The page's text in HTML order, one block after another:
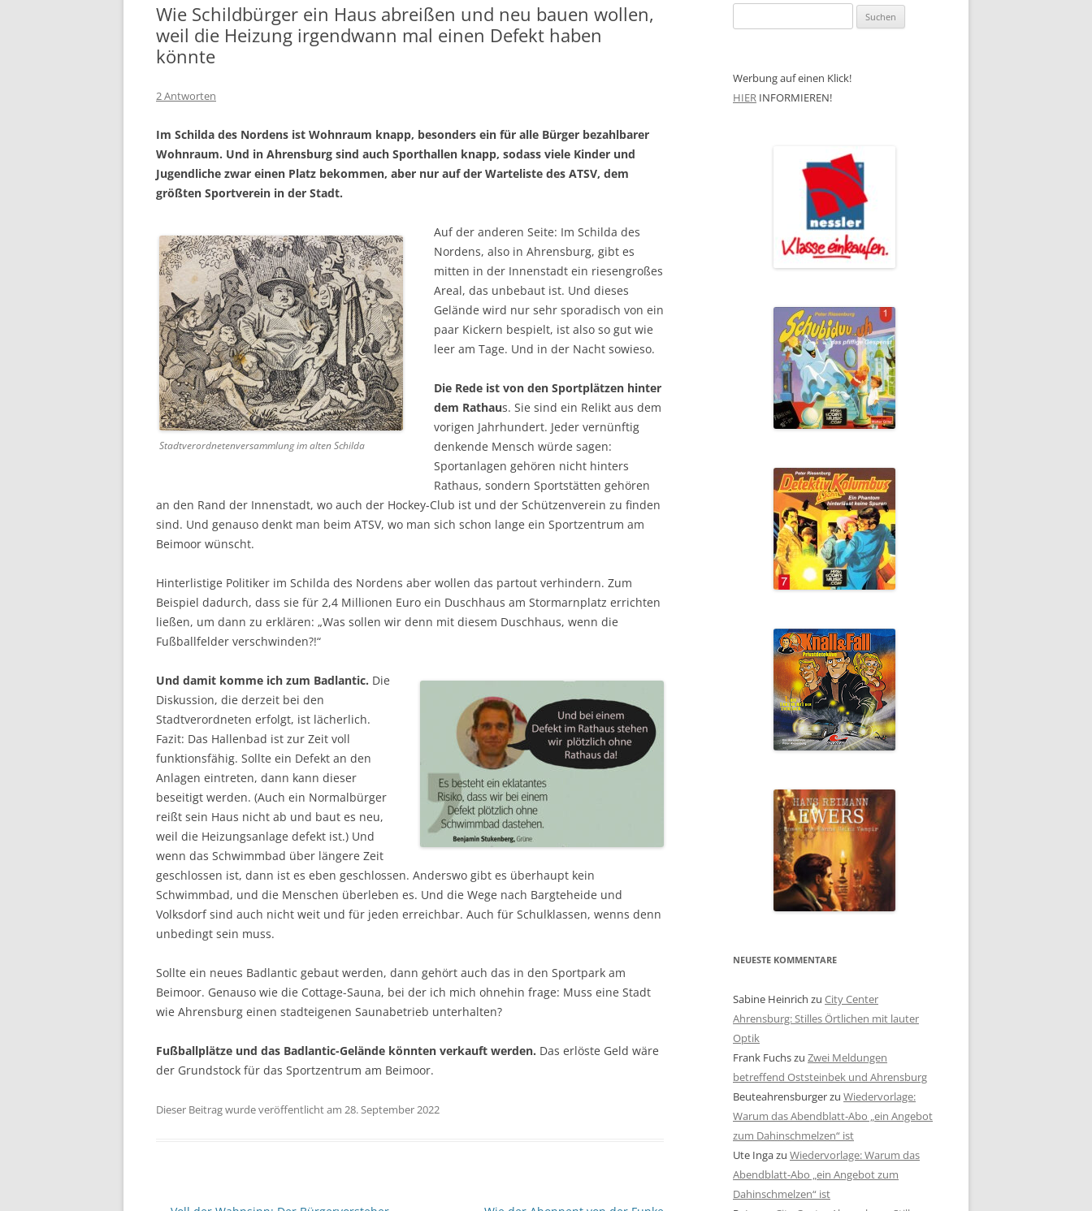
Wie Schildbürger ein Haus abreißen und neu bauen wollen,
weil die Heizung irgendwann mal einen Defekt haben
könnte
2 Antworten
Im Schilda des Nordens ist Wohnraum knapp, besonders ein für alle Bürger bezahlbarer
Wohnraum. Und in Ahrensburg sind auch Sporthallen knapp, sodass viele Kinder und
Jugendliche zwar einen Platz bekommen, aber nur auf der Warteliste des ATSV, dem
größten Sportverein in der Stadt.
Stadtverordnetenversammlung im alten Schilda
Auf der anderen Seite: Im Schilda des
Nordens, also in Ahrensburg, gibt es
mitten in der Innenstadt ein riesengroßes
Areal, das unbebaut ist. Und dieses
Gelände wird nur sehr sporadisch von ein
paar Kickern bespielt, ist also so gut wie
leer am Tage. Und in der Nacht sowieso.
Die Rede ist von den Sportplätzen hinter
dem Rathaus. Sie sind ein Relikt aus dem
vorigen Jahrhundert. Jeder vernünftig
denkende Mensch würde sagen:
Sportanlagen gehören nicht hinters
Rathaus, sondern Sportstätten gehören
an den Rand der Innenstadt, wo auch der Hockey-Club ist und der Schützenverein zu finden
sind. Und genauso denkt man beim ATSV, wo man sich schon lange ein Sportzentrum am
Beimoor wünscht.
Hinterlistige Politiker im Schilda des Nordens aber wollen das partout verhindern. Zum
Beispiel dadurch, dass sie für 2,4 Millionen Euro ein Duschhaus am Stormarnplatz errichten
ließen, um dann zu erklären: „Was sollen wir denn mit diesem Duschhaus, wenn die
Fußballfelder verschwinden?!“
Und damit komme ich zum Badlantic. Die
Diskussion, die derzeit bei den
Stadtverordneten erfolgt, ist lächerlich.
Fazit: Das Hallenbad ist zur Zeit voll
funktionsfähig. Sollte ein Defekt an den
Anlagen eintreten, dann kann dieser
beseitigt werden. (Auch ein Normalbürger
reißt sein Haus nicht ab und baut es neu,
weil die Heizungsanlage defekt ist.) Und
wenn das Schwimmbad über längere Zeit
geschlossen ist, dann ist es eben geschlossen. Anderswo gibt es überhaupt kein
Schwimmbad, und die Menschen überleben es. Und die Wege nach Bargteheide und
Volksdorf sind auch nicht weit und für jeden erreichbar. Auch für Schulklassen, wenns denn
unbedingt sein muss.
Sollte ein neues Badlantic gebaut werden, dann gehört auch das in den Sportpark am
Beimoor. Genauso wie die Cottage-Sauna, bei der ich mich ohnehin frage: Muss eine Stadt
wie Ahrensburg einen stadteigenen Saunabetrieb unterhalten?
Fußballplätze und das Badlantic-Gelände könnten verkauft werden. Das erlöste Geld wäre
der Grundstock für das Sportzentrum am Beimoor.
Dieser Beitrag wurde veröffentlicht am 28. September 2022
nach:
Werbung auf einen Klick!
HIER INFORMIEREN!
NEUESTE KOMMENTARE
Sabine Heinrich zu City Center
Ahrensburg: Stilles Örtlichen mit lauter
Optik
Frank Fuchszu Zwei Meldungen
betreffend Oststeinbek und Ahrensburg
Beuteahrensburgerzu Wiedervorlage:
Warum das Abendblatt-Abo „ein Angebot
zum Dahinschmelzen“ ist
Ute Ingazu Wiedervorlage: Warum das
Abendblatt-Abo „ein Angebot zum
Dahinschmelzen“ ist